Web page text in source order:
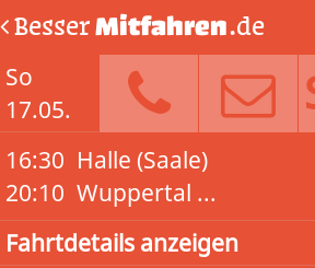
BesserMitfahren.de
So
17.05.
16:30
20:10
Halle (Saale)
Wuppertal ...
Fahrtdetails anzeigen